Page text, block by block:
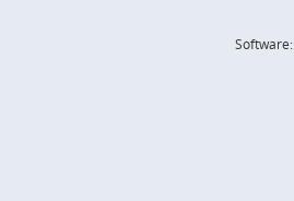
Software: